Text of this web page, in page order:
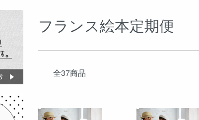
フランス絵本定期便
全37商品